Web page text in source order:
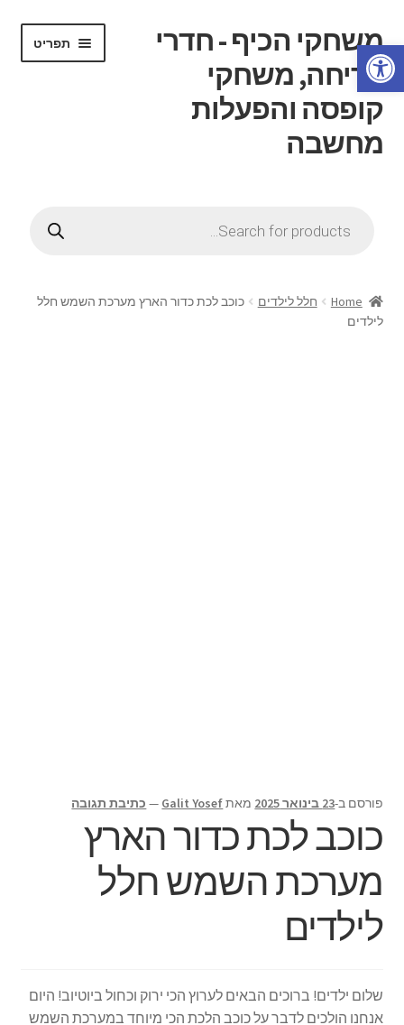
פתח סרגל נגישות
דלג
לניווט
לדלג
לתוכן
משחקי הכיף - חדרי
בריחה, משחקי
קופסה והפעלות
מחשבה
תפריט
תפריט
הרחב
הילד
את
חדרי בריחה
search
Home חלל לילדים
כוכב לכת כדור הארץ מערכת השמש חלל
לילדים
פורסם ב-23 בינואר 2025 מאתGalit Yosef
— כתיבת תגובה
כוכב לכת כדור הארץ
מערכת השמש חלל
לילדים
שלום ילדים! ברוכים הבאים לערוץ הכי ירוק וכחול ביוטיוב! היום
אנחנו הולכים לדבר על כוכב הלכת הכי מיוחד במערכת השמש